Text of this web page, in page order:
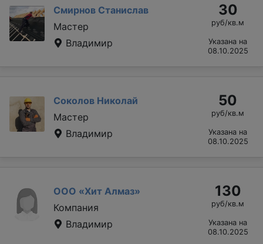
Смирнов Станислав
Мастер
Владимир
30
руб/кв.м
Указана на
08.10.2025
Соколов Николай
Мастер
Владимир
50
руб/кв.м
Указана на
08.10.2025
ООО «Хит Алмаз»
Компания
Владимир
130
руб/кв.м
Указана на
08.10.2025